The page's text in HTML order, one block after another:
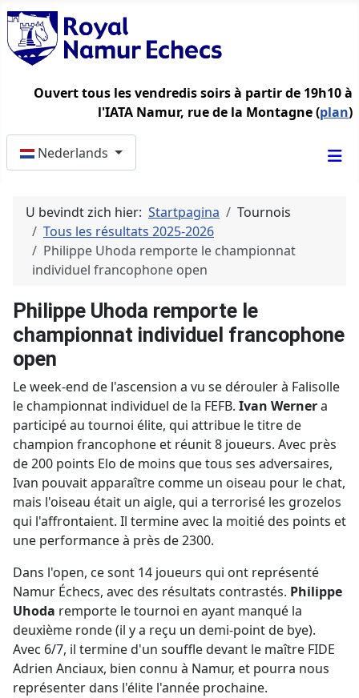
Ouvert tous les vendredis soirs à partir de 19h10 à
l'IATA Namur, rue de la Montagne (plan)
Nederlands
U bevindt zich hier: Startpagina
Tournois
Tous les résultats 2025-2026
Philippe Uhoda remporte le championnat
individuel francophone open
Philippe Uhoda remporte le
championnat individuel francophone
open
Le week-end de l'ascension a vu se dérouler à Falisolle
le championnat individuel de la FEFB. Ivan Wernera
participé au tournoi élite, qui attribue le titre de
champion francophone et réunit 8 joueurs. Avec près
de 200 points Elo de moins que tous ses adversaires,
Ivan pouvait apparaître comme un oiseau pour le chat,
mais l'oiseau était un aigle, qui a terrorisé les grozelos
qui l'affrontaient. Il termine avec la moitié des points et
une performance à près de 2300.
Dans l'open, ce sont 14 joueurs qui ont représenté
Namur Échecs, avec des résultats contrastés. Philippe
Uhoda remporte le tournoi en ayant manqué la
deuxième ronde (il y a reçu un demi-point de bye).
Avec 6/7, il termine d'un souffle devant le maître FIDE
Adrien Anciaux, bien connu à Namur, et pourra nous
représenter dans l'élite l'année prochaine.